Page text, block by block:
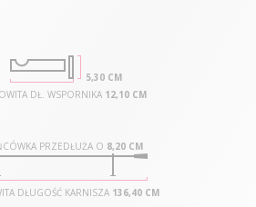
PRZEDŁUŻA O 8,20 CM
DŁUGOŚĆ KARNISZA 136,40 CM
5,30 CM
DŁ. WSPORNIKA 12,10 CM